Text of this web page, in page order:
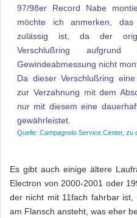
97/98er Record Nabe
möchte ich anmerken,
zulässig ist, da der
Verschlußring aufgrund
Gewindeabmessung nicht
Da dieser Verschlußring
zur Verzahnung mit dem
nur mit diesem eine
gewährleistet.
Es gibt auch einige ältere
Electron von 2000-2001 oder
der nicht mit 11fach fahrbar ist,
am Flansch ansteht, was eher